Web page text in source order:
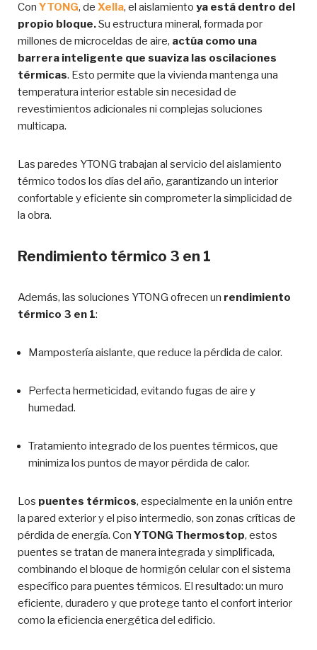
Con YTONG, de Xella, el aislamiento ya está dentro del
propio bloque.Su estructura mineral, formada por
millones de microceldas de aire, actúa como una
barrera inteligente que suaviza las oscilaciones
térmicas. Esto permite que la vivienda mantenga una
temperatura interior estable sin necesidad de
revestimientos adicionales ni complejas soluciones
multicapa.
Las paredes YTONG trabajan al servicio del aislamiento
térmico todos los días del año, garantizando un interior
confortable y eficiente sin comprometer la simplicidad de
la obra.
Rendimiento térmico 3 en 1
Además, las soluciones YTONG ofrecen un rendimiento
térmico 3 en 1:
Mampostería aislante, que reduce la pérdida de calor.
Perfecta hermeticidad, evitando fugas de aire y
humedad.
Tratamiento integrado de los puentes térmicos, que
minimiza los puntos de mayor pérdida de calor.
Los puentes térmicos, especialmente en la unión entre
la pared exterior y el piso intermedio, son zonas críticas de
pérdida de energía. Con YTONG Thermostop, estos
puentes se tratan de manera integrada y simplificada,
combinando el bloque de hormigón celular con el sistema
específico para puentes térmicos. El resultado: un muro
eficiente, duradero y que protege tanto el confort interior
como la eficiencia energética del edificio.